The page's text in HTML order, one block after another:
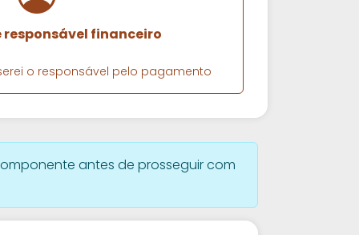
responsável financeiro
o responsável pelo pagamento
antes de prosseguir com